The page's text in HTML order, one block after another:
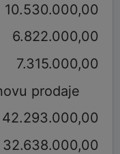
10.530.000,00
6.822.000,00
7.315.000,00
prodaje
42.293.000,00
32.638.000,00